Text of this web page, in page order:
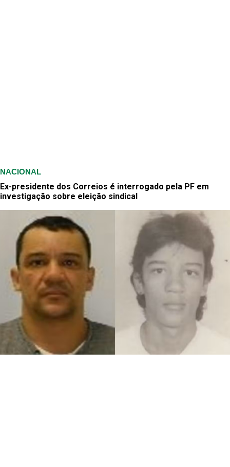
NACIONAL
Ex-presidente dos Correios é interrogado pela PF em
investigação sobre eleição sindical